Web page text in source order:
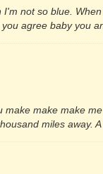
not so blue.
agree baby you
make make
miles away. A